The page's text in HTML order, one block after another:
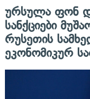
ურსულა ფონ
სანქციები
რუსეთის
ეკონომიკურ